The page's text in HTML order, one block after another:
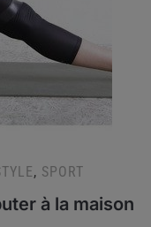
, SPORT
à la maison